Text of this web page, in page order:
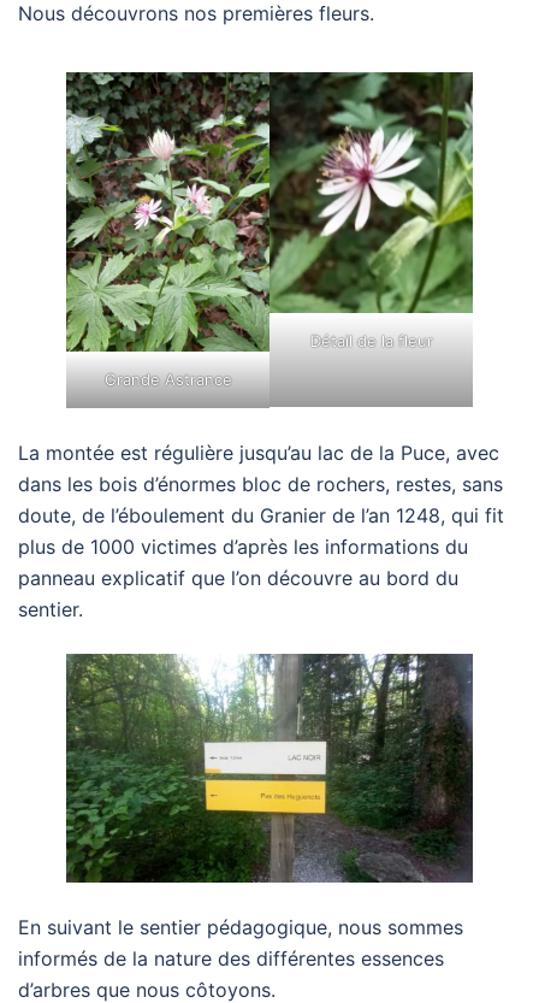
Nous découvrons nos premières fleurs.
Grande Astrance
Détail de la fleur
La montée est régulière jusqu’au lac de la Puce, avec
dans les bois d’énormes bloc de rochers, restes, sans
doute, de l’éboulement du Granier de l’an 1248, qui fit
plus de 1000 victimes d’après les informations du
panneau explicatif que l’on découvre au bord du
sentier.
En suivant le sentier pédagogique, nous sommes
informés de la nature des différentes essences
d’arbres que nous côtoyons.